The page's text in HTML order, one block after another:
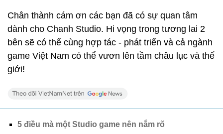
Chân thành cám ơn các bạn đã có sự quan tâm
dành cho Chanh Studio. Hi vọng trong tương lai 2
bên sẽ có thể cùng hợp tác - phát triển và cả ngành
game Việt Nam có thể vươn lên tầm châu lục và thế
giới!
5 điều mà một Studio game nên nắm rõ